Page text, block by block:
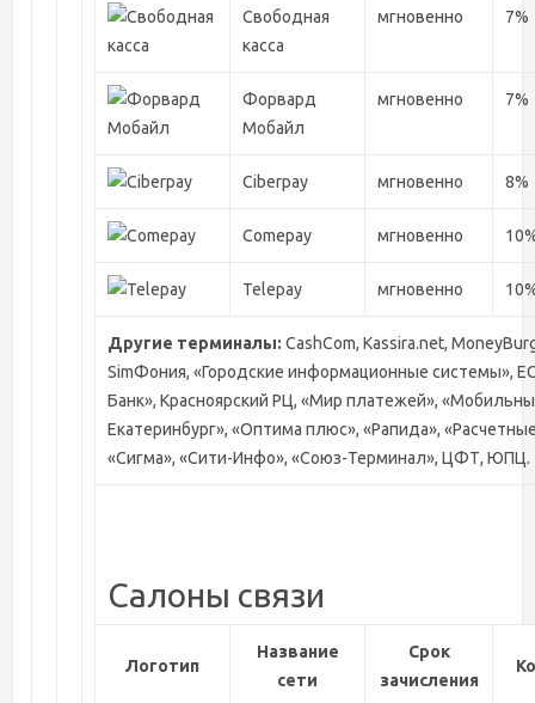
Свободная
касса
мгновенно 7%
Форвард
Мобайл
мгновенно 7%
Ciberpay мгновенно 8%
Comepay мгновенно
Telepay мгновенно
Другие терминалы: CashCom, Kassira.net,
SimФония, «Городские информационные системы»,
Банк», Красноярский РЦ, «Мир платежей»,
Екатеринбург», «Оптима плюс», «Рапида»,
«Сигма», «Сити-Инфо», «Союз-Терминал», ЦФТ, ЮПЦ.
Салоны связи
Логотип
Название
сети
Срок
зачисления